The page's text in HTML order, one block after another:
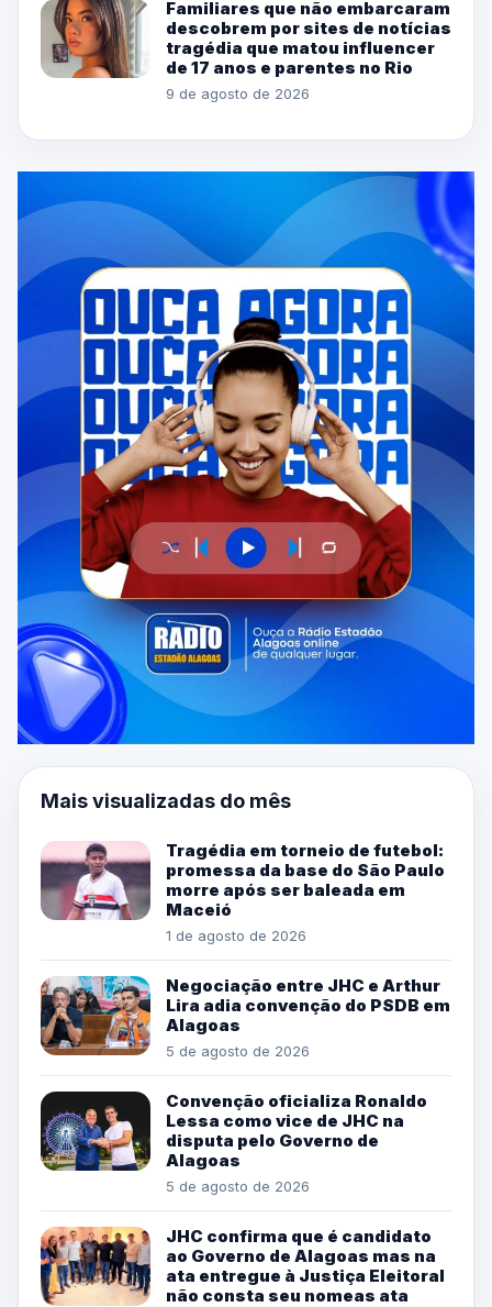
Familiares que não embarcaram
descobrem por sites de notícias
tragédia que matou influencer
de 17 anos e parentes no Rio
9 de agosto de 2026
Mais visualizadas do mês
Tragédia em torneio de futebol:
promessa da base do São Paulo
morre após ser baleada em
Maceió
1 de agosto de 2026
Negociação entre JHC e Arthur
Lira adia convenção do PSDB em
Alagoas
5 de agosto de 2026
Convenção oficializa Ronaldo
Lessa como vice de JHC na
disputa pelo Governo de
Alagoas
5 de agosto de 2026
JHC confirma que é candidato
ao Governo de Alagoas mas na
ata entregue à Justiça Eleitoral
não consta seu nomeas ata